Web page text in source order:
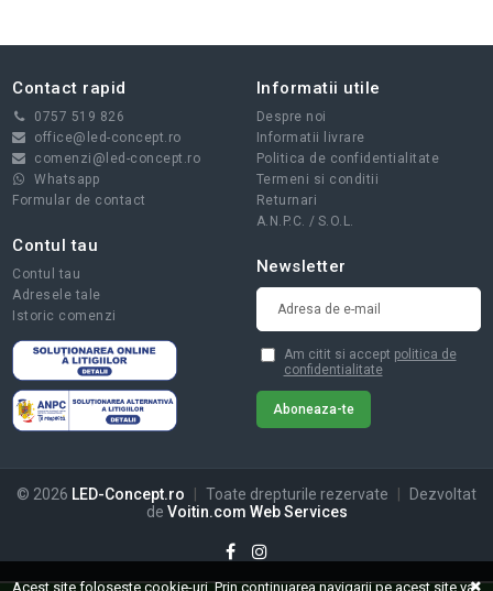
Contact rapid
0757 519 826
office@led-concept.ro
comenzi@led-concept.ro
Whatsapp
Formular de contact
Informatii utile
Despre noi
Informatii livrare
Politica de confidentialitate
Termeni si conditii
Returnari
A.N.P.C. / S.O.L.
Contul tau
Contul tau
Adresele tale
Istoric comenzi
Newsletter
Am citit si accept politica de
confidentialitate
© 2026 LED-Concept.ro | Toate drepturile rezervate |
Dezvoltat
de Voitin.com Web Services
Acest site foloseste cookie-uri. Prin continuarea navigarii pe acest site va